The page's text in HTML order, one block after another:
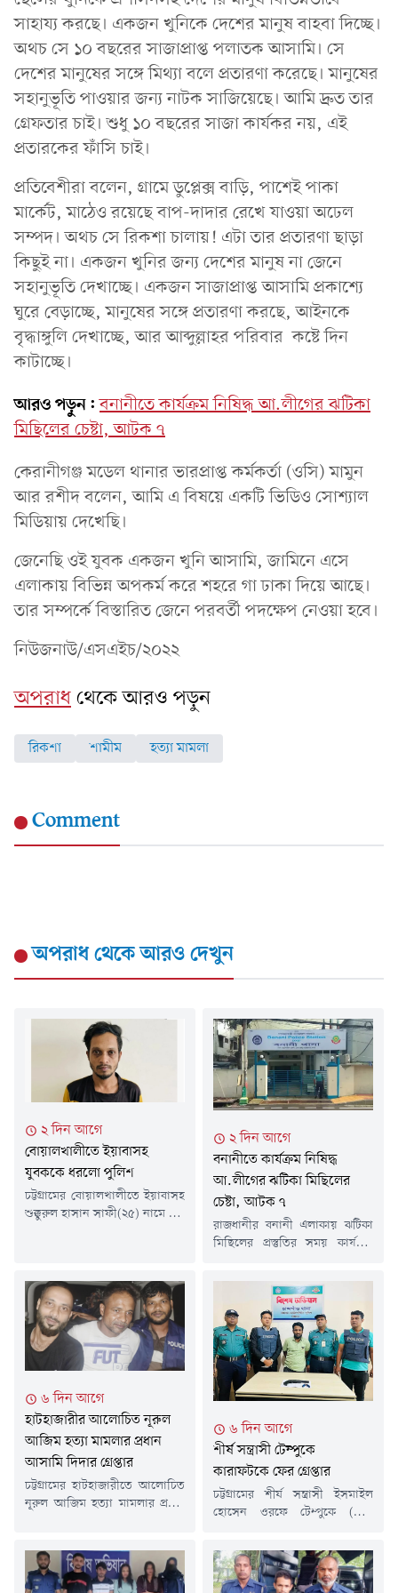
সাহায্য করছে। একজন খুনিকে দেশের মানুষ বাহবা দিচ্ছে।
অথচ সে ১০ বছরের সাজাপ্রাপ্ত পলাতক আসামি। সে
দেশের মানুষের সঙ্গে মিথ্যা বলে প্রতারণা করেছে। মানুষের
সহানুভূতি পাওয়ার জন্য নাটক সাজিয়েছে। আমি দ্রুত তার
গ্রেফতার চাই। শুধু ১০ বছরের সাজা কার্যকর নয়, এই
প্রতারকের ফাঁসি চাই।
প্রতিবেশীরা বলেন, গ্রামে ডুপ্লেক্স বাড়ি, পাশেই পাকা
মার্কেট, মাঠেও রয়েছে বাপ-দাদার রেখে যাওয়া অঢেল
সম্পদ। অথচ সে রিকশা চালায়! এটা তার প্রতারণা ছাড়া
কিছুই না। একজন খুনির জন্য দেশের মানুষ না জেনে
সহানুভূতি দেখাচ্ছে। একজন সাজাপ্রাপ্ত আসামি প্রকাশ্যে
ঘুরে বেড়াচ্ছে, মানুষের সঙ্গে প্রতারণা করছে, আইনকে
বৃদ্ধাঙ্গুলি দেখাচ্ছে, আর আব্দুল্লাহর পরিবার কষ্টে দিন
কাটাচ্ছে।
আরও পড়ুন: বনানীতে কার্যক্রম নিষিদ্ধ আ.লীগের ঝটিকা
মিছিলের চেষ্টা, আটক ৭
কেরানীগঞ্জ মডেল থানার ভারপ্রাপ্ত কর্মকর্তা (ওসি) মামুন
আর রশীদ বলেন, আমি এ বিষয়ে একটি ভিডিও সোশ্যাল
মিডিয়ায় দেখেছি।
জেনেছি ওই যুবক একজন খুনি আসামি, জামিনে এসে
এলাকায় বিভিন্ন অপকর্ম করে শহরে গা ঢাকা দিয়ে আছে।
তার সম্পর্কে বিস্তারিত জেনে পরবর্তী পদক্ষেপ নেওয়া হবে।
নিউজনাউ/এসএইচ/২০২২
অপরাধথেকে আরও পড়ুন
রিকশা শামীম হত্যা মামলা
Comment
অপরাধথেকে আরও দেখুন
২ দিন আগে
বোয়ালখালীতে ইয়াবাসহ
যুবককে ধরলো পুলিশ
চট্টগ্রামের বোয়ালখালীতে ইয়াবাসহ
শুক্কুরুল হাসান সাফী(২৫) নামে এক
বাজারে ইয়াবা ট্যাবলেট বিক্রি সময়
তাকে আটক করা হয়।সাফী
সারোয়াতলী ইউনিয়নের ৫ নাম্বার
ওয়ার্ডের বেঙ্গুরা আনু মিয়া পেশকার
বাড়ির হাসান শরীফের ছেলে।
থানার উপপরিদর্শক (এসআই)
নিংওয়াই মারমা জানান, গোপন
সংবাদের ভিত্তিতে...
২ দিন আগে
বনানীতে কার্যক্রম নিষিদ্ধ
আ.লীগের ঝটিকা মিছিলের
চেষ্টা, আটক ৭
রাজধানীর বনানী এলাকায় ঝটিকা
মিছিলের প্রস্তুতির সময় কার্যক্রম
সহযোগী সংগঠনের সাতজনকে
আটক করা হয়েছে।গতকাল
বৃহস্পতিবার দিবাগত রাত সোয়া
১২টার দিকে আর্মি স্টেডিয়ামের
বিপরীত পাশে ঢাকা-ময়মনসিংহ
(আউটগোয়িং) মহাসড়কে অভিযান
চালিয়ে তাদের আটক করা হয়।
আটক ব্যক্তিরা হলেন-মো. আরিফ
(১৯), মো. শাকিল আহমেদ (১৯),
আশিক আহমেদ মোস্তফা (১৯)...
৬ দিন আগে
হাটহাজারীর আলোচিত নূরুল
আজিম হত্যা মামলার প্রধান
আসামি দিদার গ্রেপ্তার
চট্টগ্রামের হাটহাজারীতে আলোচিত
নূরুল আজিম হত্যা মামলার প্রধান
গ্রেপ্তার করেছে পুলিশ। রবিবার (২
আগস্ট) দিবাগত রাত সাড়ে ১১টার
৬ দিন আগে
শীর্ষ সন্ত্রাসী টেম্পুকে
কারাফটকে ফের গ্রেপ্তার
চট্টগ্রামের শীর্ষ সন্ত্রাসী ইসমাইল
হোসেন ওরফে টেম্পুকে (৩৫)
কারাগার থেকে বের হওয়ার মুহূর্তে
নতুন একটি মামলায় আবার গ্রেপ্তার
করেছে পুলিশ।রবিবার (২ আগস্ট)